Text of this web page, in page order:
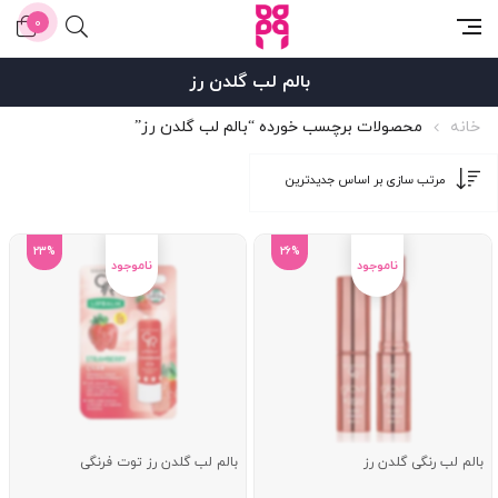
0
بالم لب گلدن رز
خانه محصولات برچسب خورده “بالم لب گلدن رز”
26%
بالم لب رنگی گلدن رز
23%
بالم لب گلدن رز توت فرنگی